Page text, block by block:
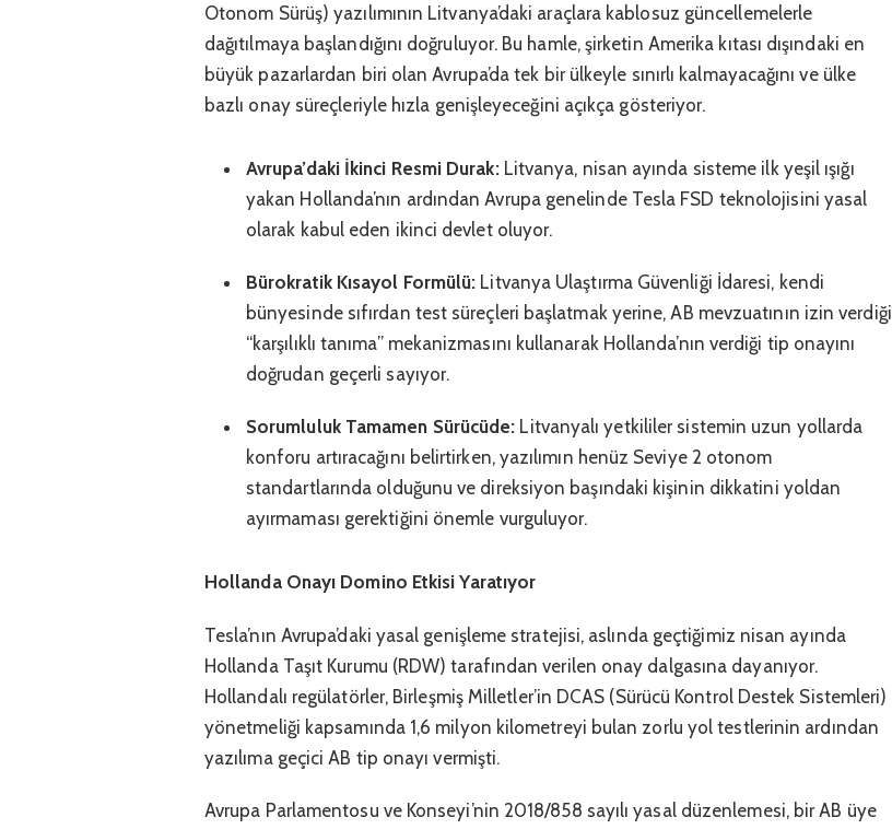
Otonom Sürüş) yazılımının Litvanya’daki araçlara kablosuz güncellemelerle
dağıtılmaya başlandığını doğruluyor. Bu hamle, şirketin Amerika kıtası dışındaki en
büyük pazarlardan biri olan Avrupa’da tek bir ülkeyle sınırlı kalmayacağını ve ülke
bazlı onay süreçleriyle hızla genişleyeceğini açıkça gösteriyor.
Avrupa’daki İkinci Resmi Durak:Litvanya, nisan ayında sisteme ilk yeşil ışığı
yakan Hollanda’nın ardından Avrupa genelinde Tesla FSD teknolojisini yasal
olarak kabul eden ikinci devlet oluyor.
Bürokratik Kısayol Formülü: Litvanya Ulaştırma Güvenliği İdaresi, kendi
bünyesinde sıfırdan test süreçleri başlatmak yerine, AB mevzuatının izin verdiği
“karşılıklı tanıma” mekanizmasını kullanarak Hollanda’nın verdiği tip onayını
doğrudan geçerli sayıyor.
Sorumluluk Tamamen Sürücüde: Litvanyalı yetkililer sistemin uzun yollarda
konforu artıracağını belirtirken, yazılımın henüz Seviye 2 otonom
standartlarında olduğunu ve direksiyon başındaki kişinin dikkatini yoldan
ayırmaması gerektiğini önemle vurguluyor.
Hollanda Onayı Domino Etkisi Yaratıyor
Tesla’nın Avrupa’daki yasal genişleme stratejisi, aslında geçtiğimiz nisan ayında
Hollanda Taşıt Kurumu (RDW) tarafından verilen onay dalgasına dayanıyor.
Hollandalı regülatörler, Birleşmiş Milletler’in DCAS (Sürücü Kontrol Destek Sistemleri)
yönetmeliği kapsamında 1,6 milyon kilometreyi bulan zorlu yol testlerinin ardından
yazılıma geçici AB tip onayı vermişti.
Avrupa Parlamentosu ve Konseyi’nin 2018/858 sayılı yasal düzenlemesi, bir AB üye